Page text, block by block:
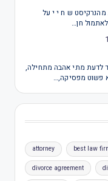
ש ח י י על
חן…
לדעת מתי אהבה מתחילה,
פשוט מפסיקה,…
attorney best law
divorce agreement